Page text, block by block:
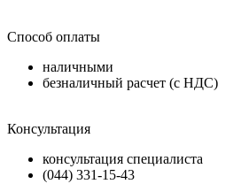
Способ оплаты
наличными
безналичный расчет (с НДС)
Консультация
консультация специалиста
(044) 331-15-43